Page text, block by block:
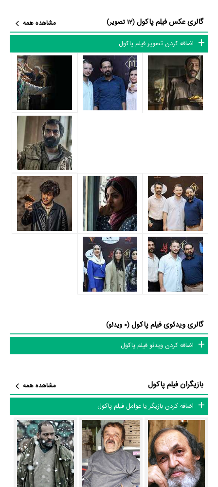
نظرعلیان،اسدالله یکتا،نادر فلاح،سیروس همتی علیرضا مهران،افسانه بایگان
وتوماج دانش‌بهزادیبه ایفای نقش و بازیگری پرداخته‌اند. در فیلم پاکول حدود
22 بازیگر جلوی دوربین رفته‌اند که از نظر تعداد بازیگران می‌توان پاکول را یک
اثر پربازیگر عنوان کرد. از این‌لحاظ کارگردانی فیلم پاکول باتوجه به بازی گرفتن
از این تعداد بازیگر و مدیریت آنها کار بسیار دشواری بوده است؛ باید بررسی کرد
آیانوید اسماعیلیبه‌عنوان کارگردان و به‌عنوان بازیگردان و همچنین تیم بازیگری
پاکول توانسته‌اند در این زمینه موفق باشند و بازی‌های درخشانی را نمایش
صحرا اسداللهی، رضا
حنانه آجرلو،آرمان میرزاییوعلی
داستان فیلم پاکول
از محتوا و داستان فیلم پاکول چقدر اطلاع دارید؟ فیلم‌نامه پاکول توسطوحید
اسماعیلیوامیر یوشینوشته شده است.
در خلاصه داستانی که یا از سوی تیم رسانه‌ای اثر و یا توسط دیگر رسانه‌ها درباره
داستان پاکول منتشر شده است، می‌خوانیم: «امیر تمام دیدگاهش نسبت به
چرخه زندگی روزمره اش تغییر کرده، اما روزی از تلاقی دو سرنوشت، طبیعت به
او نشان می دهد که می تواند بیشتر از آنچه که فکر می کند خودش را ثابت
فیلم پاکول و کارنامه فعالیت کارگردان و بازیگران
از نظر تاریخچه فعالیت کارگردان و بازیگران فیلم پاکول نیز آمارها و نکات جذابی
بازیگران این اثر است. براساس امتیاز مردم فیلم پاکول بهترین اثراسدالله یکتا
نادر فلاح،سیروس همتی،افسانه بایگان،صحرا اسداللهی،رضا اخلاقی‌راد،مهیار
راحت‌طلب
متین حیدرنیا حنانه آجرلو و جواد شعبانی
مهیار راحت‌طلبوحنانه آجرلودر حرفه بازیگری محسوب می‌شود.
همچنین براساس امتیاز مردم فیلم پاکول بدترین اثر
جواد شعبانیدر حرفه
بازیگری محسوب می‌شود.
7 تن از بازیگران پاکول، اولین فعالیت جدی بازیگری خود را در این اثر تجربه
گالری عکس فیلم پاکول(12 تصویر)
مشاهده همه
اضافه کردن تصویر فیلم پاکول
گالری ویدئوی فیلم پاکول(0 ویدئو)
اضافه کردن ویدئو فیلم پاکول
بازیگران فیلم پاکول
مشاهده همه
اضافه کردن بازیگر یا عوامل فیلم پاکول